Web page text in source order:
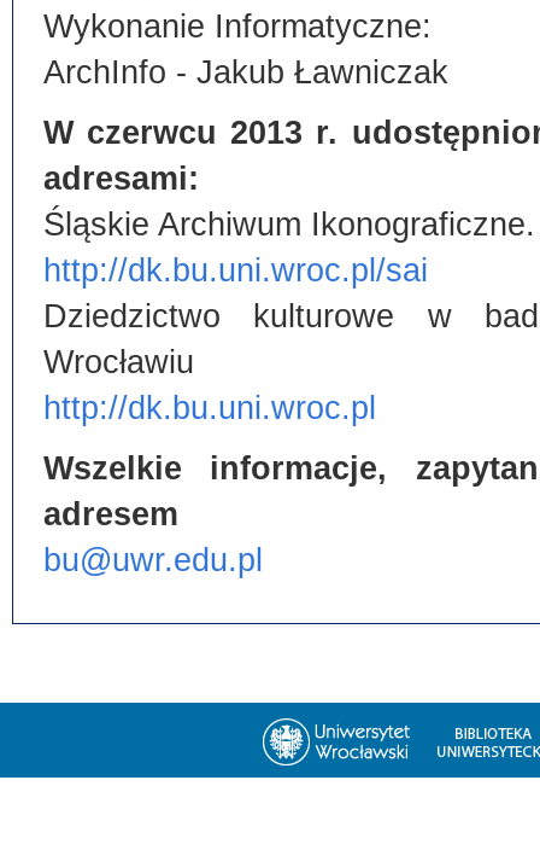
Wykonanie Informatyczne:
ArchInfo - Jakub Ławniczak
W czerwcu 2013 r.
adresami:
Śląskie Archiwum Ikonograficzne.
http://dk.bu.uni.wroc.pl/sai
Dziedzictwo kulturowe w
Wrocławiu
http://dk.bu.uni.wroc.pl
Wszelkie informacje,
adresem
bu@uwr.edu.pl